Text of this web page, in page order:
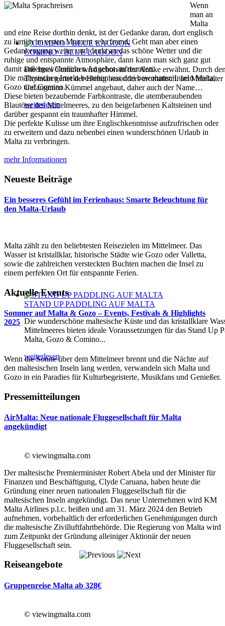
COMINO - BLUE LAGOON
Die Insel Comino wird schon in der Antike erwähnt. Durch
Thymian geriet der Honig besonders aromatisch. Im
Gefangenen Kümmel angebaut, daher auch der Name…
weiterlesen
STAND UP PADDLING AUF MALTA
Die wunderschöne maltesische Küste und das kristallklare
Mittelmeeres bieten ideale Voraussetzungen für das Stand Up
Malta, Gozo & Comino...
weiterlesen
Wenn
man an
Malta
und eine Reise dorthin denkt, ist der Gedanke daran, dort englisch
zu lernen im ersten Moment sehr fremd. Geht man aber einen
Gedankengang weiter und denkt an das schöne Wetter und die
ruhige und entspannte Atmosphäre, dann kann man sich ganz gut
damit außergewöhnlichen Angebot anfreunden.
Die maltesischen Inseln bestehen aus drei bewohnten Inseln Malta,
Gozo und Comino.
Diese bieten bezaubernde Farbkontraste, die atemberaubenden
Blautöne des Mittelmeeres, zu den beigefarbenen Kaltsteinen und
darüber gespannt ein traumhafter Himmel.
Die perfekte Kulisse um ihre Englischkenntnisse aufzufrischen oder
zu erweitern und dazu nebenbei einen wunderschönen Urlaub in
Malta zu verbringen.
mehr Informationen
Neueste Beiträge
Ein besseres Gefühl im Ferienhaus: Smarte Beleuchtung für
den Malta-Urlaub
Malta zählt zu den beliebtesten Reisezielen im Mittelmeer. Das
Wasser ist kristallklar, historische Städte wie Gozo oder Valletta,
sowie die zahlreichen versteckten Buchten machen die Insel zu
einem perfekten Ort für entspannte Ferien.
Aktuelle Events
Sommer auf Malta & Gozo – Events, Festivals & Highlights
2025
Wenn die Sonne über dem Mittelmeer brennt und die Nächte auf
den maltesischen Inseln lang werden, verwandeln sich Malta und
Gozo in ein Paradies für Kulturbegeisterte, Musikfans und Genießer.
Pressemitteilungen
AirMalta: Neue nationale Fluggesellschaft für Malta
angekündigt
© viewingmalta.com
Der maltesische Premierminister Robert Abela und der Minister für
Finanzen und Beschäftigung, Clyde Caruana, haben heute die
Gründung einer neuen nationalen Fluggesellschaft für die
maltesischen Inseln angekündigt. Das neue Unternehmen wird KM
Malta Airlines p.l.c. heißen und am 31. März 2024 den Betrieb
aufnehmen, vorbehaltlich der erforderlichen Genehmigungen durch
die maltesische Zivilluftfahrtbehörde. Die Regierung von Malta wird
zum Zeitpunkt der Gründung alleiniger Aktionär der neuen
Fluggesellschaft sein.
Reiseangebote
Gruppenreise Malta ab 328€
© viewingmalta.com